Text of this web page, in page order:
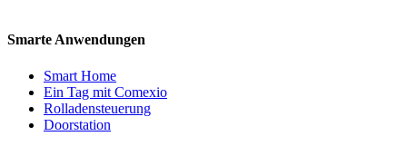
Smarte Anwendungen
Smart Home
Ein Tag mit Comexio
Rolladensteuerung
Doorstation